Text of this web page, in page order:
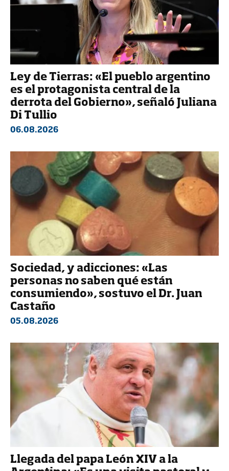
Ley de Tierras: «El pueblo argentino
es el protagonista central de la
derrota del Gobierno», señaló Juliana
Di Tullio
06.08.2026
Sociedad, y adicciones: «Las
personas no saben qué están
consumiendo», sostuvo el Dr. Juan
Castaño
05.08.2026
Llegada del papa León XIV a la